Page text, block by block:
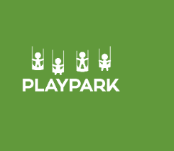
Комплектующие /
Аксессуары